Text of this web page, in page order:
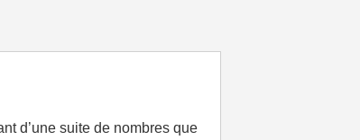
d’une suite de nombres que